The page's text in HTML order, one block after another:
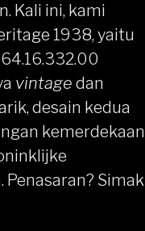
Kali ini, kami
1938, yaitu
vintage dan
desain kedua
kemerdekaan
Simak